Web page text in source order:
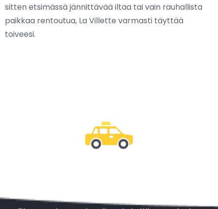
sitten etsimässä jännittävää iltaa tai vain rauhallista
paikkaa rentoutua, La Villette varmasti täyttää
toiveesi.